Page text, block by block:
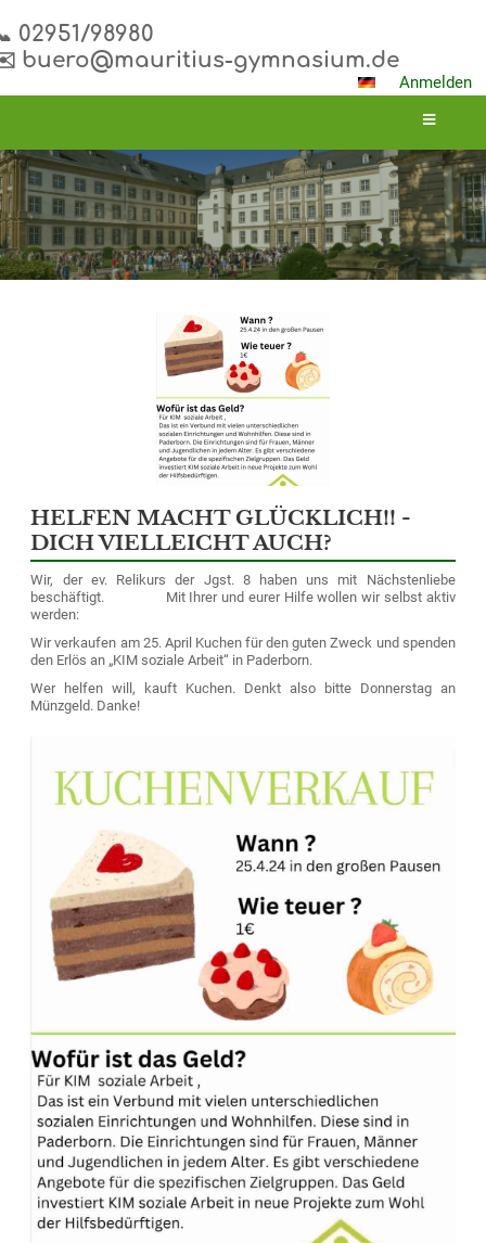
02951/98980
buero@mauritius-gymnasium.de
Anmelden
HELFEN MACHT GLÜCKLICH!! -
DICH VIELLEICHT AUCH?
Wir, der ev. Relikurs der Jgst. 8 haben uns mit Nächstenliebe
beschäftigt. Mit Ihrer und eurer Hilfe wollen wir selbst aktiv
werden:
Wir verkaufen am 25. April Kuchen für den guten Zweck und spenden
den Erlös an „KIM soziale Arbeit“ in Paderborn.
Wer helfen will, kauft Kuchen. Denkt also bitte Donnerstag an
Münzgeld. Danke!